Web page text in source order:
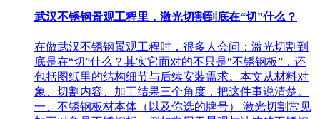
武汉不锈钢景观工程里，激光切割到底在“切”什么？
在做武汉不锈钢景观工程时，很多人会问：激光切割到
底是在“切”什么？其实它面对的不只是“不锈钢板”，还
包括图纸里的结构细节与后续安装需求。本文从材料对
象、切割内容、加工结果三个角度，把这件事说清楚。
一、不锈钢板材本体（以及你选的牌号） 激光切割常见